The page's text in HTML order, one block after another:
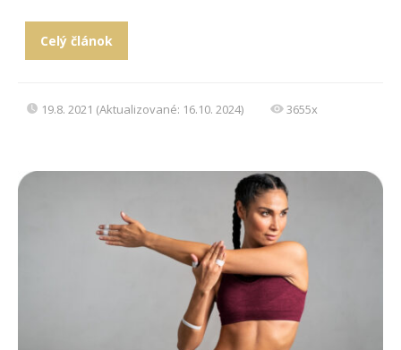
Celý článok
19.8. 2021 (Aktualizované: 16.10. 2024) 3655x